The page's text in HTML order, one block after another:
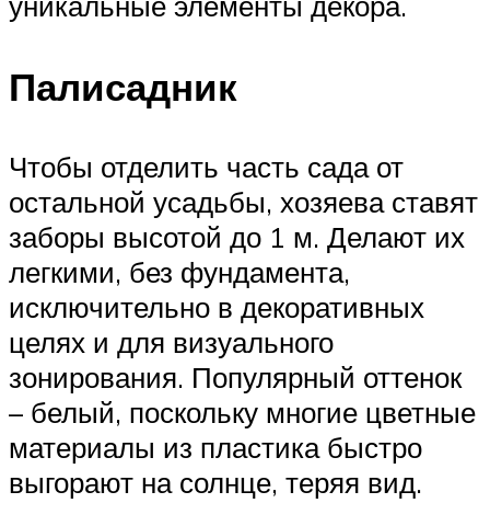
Палисадник
Чтобы отделить часть сада от
остальной усадьбы, хозяева ставят
заборы высотой до 1 м. Делают их
легкими, без фундамента,
исключительно в декоративных
целях и для визуального
зонирования. Популярный оттенок
– белый, поскольку многие цветные
материалы из пластика быстро
выгорают на солнце, теряя вид.